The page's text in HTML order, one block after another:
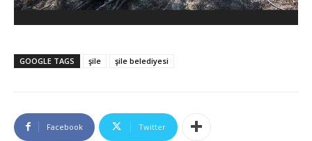
GOOGLE TAGS şile şile belediyesi
Facebook Twitter